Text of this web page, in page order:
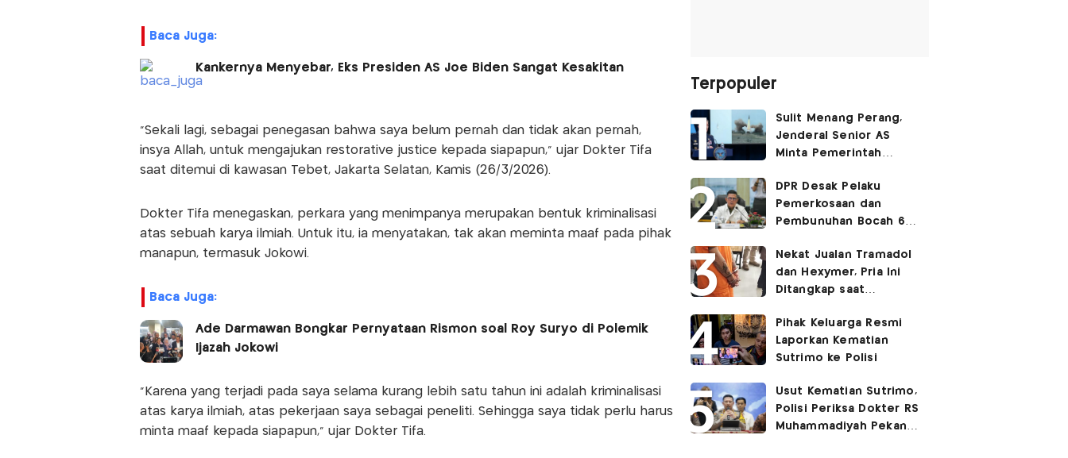
Baca Juga:
Kankernya Menyebar, Eks Presiden AS Joe Biden Sangat Kesakitan
"Sekali lagi, sebagai penegasan bahwa saya belum pernah dan tidak akan pernah,
insya Allah, untuk mengajukan restorative justice kepada siapapun," ujar Dokter Tifa
saat ditemui di kawasan Tebet, Jakarta Selatan, Kamis (26/3/2026).
Dokter Tifa menegaskan, perkara yang menimpanya merupakan bentuk kriminalisasi
atas sebuah karya ilmiah. Untuk itu, ia menyatakan, tak akan meminta maaf pada pihak
manapun, termasuk Jokowi.
Baca Juga:
Ade Darmawan Bongkar Pernyataan Rismon soal Roy Suryo di Polemik
Ijazah Jokowi
"Karena yang terjadi pada saya selama kurang lebih satu tahun ini adalah kriminalisasi
atas karya ilmiah, atas pekerjaan saya sebagai peneliti. Sehingga saya tidak perlu harus
minta maaf kepada siapapun," ujar Dokter Tifa.
Terpopuler
Sulit Menang Perang,
Jenderal Senior AS
Minta Pemerintah
Lawan Iran
DPR Desak Pelaku
Pemerkosaan dan
Pembunuhan Bocah 6
Dihukum Seumur Hidup
Nekat Jualan Tramadol
dan Hexymer, Pria Ini
Ditangkap saat
Pihak Keluarga Resmi
Laporkan Kematian
Sutrimo ke Polisi
Usut Kematian Sutrimo,
Polisi Periksa Dokter RS
Muhammadiyah Pekan